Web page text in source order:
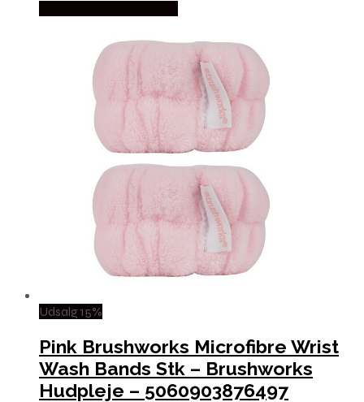
Udsalg 15%
Pink Brushworks Microfibre Wrist
Wash Bands Stk – Brushworks
Hudpleje – 5060903876497